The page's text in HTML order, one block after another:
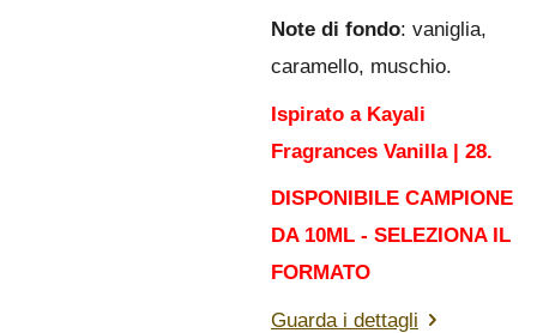
Note di fondo: vaniglia,
caramello, muschio.
Ispirato a Kayali
Fragrances Vanilla | 28.
DISPONIBILE CAMPIONE
DA 10ML - SELEZIONA IL
FORMATO
Guarda i dettagli